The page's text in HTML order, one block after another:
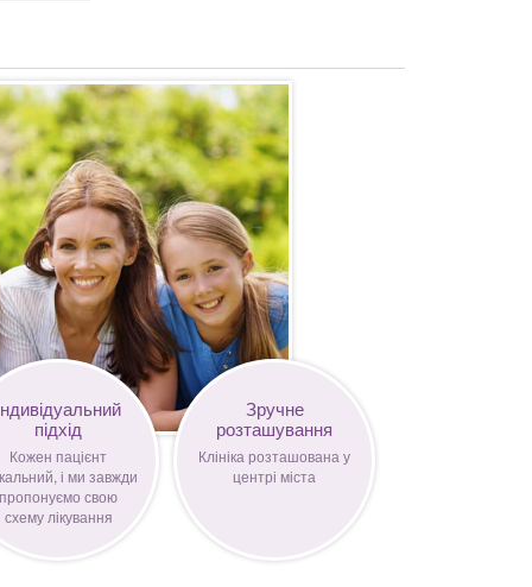
підхід
Кожен пацієнт
і ми завжди
пропонуємо свою
схему лікування
Зручне
розташування
Клініка розташована у
центрі міста